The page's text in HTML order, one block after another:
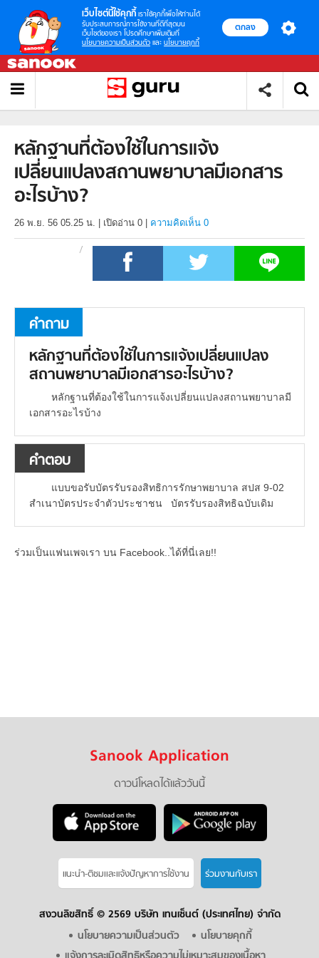
เว็บไซต์นี้ใช้คุกกี้ เราใช้คุกกี้เพื่อให้ท่านได้
รับประสบการณ์การใช้งานที่ดีที่สุดบน
เว็บไซต์ของเรา โปรดศึกษาเพิ่มเติมที่
นโยบายความเป็นส่วนตัว และ นโยบายคุกกี้
ตกลง
หลักฐานที่ต้องใช้ในการแจ้ง
เปลี่ยนแปลงสถานพยาบาลมีเอกสาร
อะไรบ้าง?
26 พ.ย. 56 05.25 น. เปิดอ่าน 0 ความคิดเห็น 0
คำถาม
หลักฐานที่ต้องใช้ในการแจ้งเปลี่ยนแปลง
สถานพยาบาลมีเอกสารอะไรบ้าง?
หลักฐานที่ต้องใช้ในการแจ้งเปลี่ยนแปลงสถานพยาบาลมี
เอกสารอะไรบ้าง
คำตอบ
แบบขอรับบัตรรับรองสิทธิการรักษาพยาบาล สปส 9-02
สำเนาบัตรประจำตัวประชาชน บัตรรับรองสิทธิฉบับเดิม
ร่วมเป็นแฟนเพจเรา บน Facebook..ได้ที่นี่เลย!!
Sanook Application
ดาวน์โหลดได้แล้ววันนี้
แนะนำ-ติชมเเละแจ้งปัญหาการใช้งาน ร่วมงานกับเรา
สงวนลิขสิทธิ์ © 2569 บริษัท เทนเซ็นต์ (ประเทศไทย) จำกัด
นโยบายความเป็นส่วนตัว
นโยบายคุกกี้